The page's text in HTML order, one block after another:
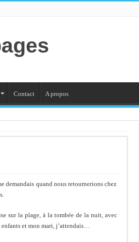
Contact A propos
demandais quand nous retournerions chez
sur la plage, à la tombée de la nuit, avec
enfants et mon mari, j’attendais…